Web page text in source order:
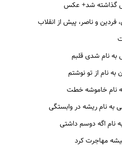
گذاشته شد+ عکس
و ناصر، پیش از انقلاب
به نام شدی قلبم
نام از تو نوشتم
نام خاموشه خطت
به نام ریشه در وابستگی
نام اگه دوسم داشتی
مهاجرت کرد